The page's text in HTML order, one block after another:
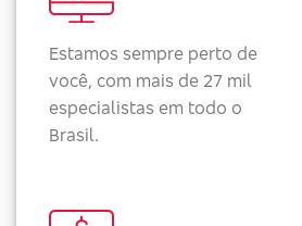
Estamos sempre perto de
você, com mais de 27 mil
especialistas em todo o
Brasil.